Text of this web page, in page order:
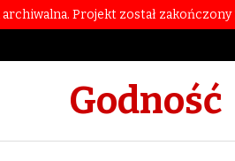
Projekt został zakończony
Godność